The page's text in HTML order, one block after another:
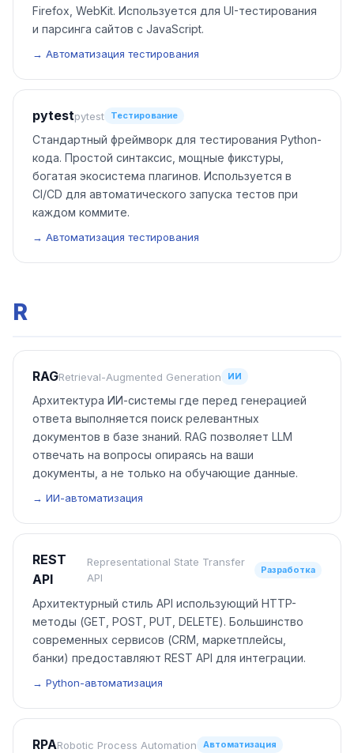
Firefox, WebKit. Используется для UI-тестирования
и парсинга сайтов с JavaScript.
→ Автоматизация тестирования
pytestpytest Тестирование
Стандартный фреймворк для тестирования Python-
кода. Простой синтаксис, мощные фикстуры,
богатая экосистема плагинов. Используется в
CI/CD для автоматического запуска тестов при
каждом коммите.
→ Автоматизация тестирования
R
RAGRetrieval-Augmented Generation ИИ
Архитектура ИИ-системы где перед генерацией
ответа выполняется поиск релевантных
документов в базе знаний. RAG позволяет LLM
отвечать на вопросы опираясь на ваши
документы, а не только на обучающие данные.
→ ИИ-автоматизация
REST
API
Representational State Transfer
API
Разработка
Архитектурный стиль API использующий HTTP-
методы (GET, POST, PUT, DELETE). Большинство
современных сервисов (CRM, маркетплейсы,
банки) предоставляют REST API для интеграции.
→ Python-автоматизация
RPARobotic Process Automation Автоматизация